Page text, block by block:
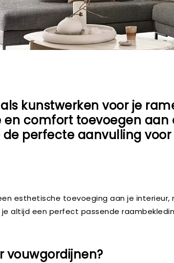
kunstwerken voor je
en comfort toevoegen
de perfecte aanvulling
esthetische toevoeging aan je
altijd een perfect passende
vouwgordijnen?